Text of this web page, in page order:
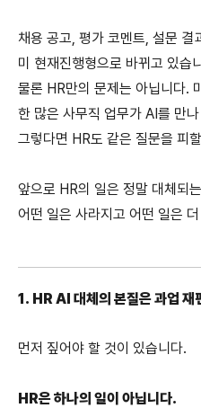
채용 공고, 평가 코멘트, 설문 결
미 현재진행형으로 바뀌고 있습
물론 HR만의 문제는 아닙니다.
한 많은 사무직 업무가 AI를 만
그렇다면 HR도 같은 질문을 피
앞으로 HR의 일은 정말 대체되
어떤 일은 사라지고 어떤 일은
1. HR AI 대체의 본질은 과업 재
먼저 짚어야 할 것이 있습니다.
HR은 하나의 일이 아닙니다.